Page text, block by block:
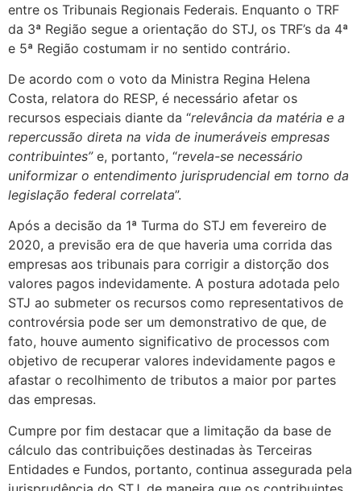
entre os Tribunais Regionais Federais. Enquanto o TRF
da 3ª Região segue a orientação do STJ, os TRF’s da 4ª
e 5ª Região costumam ir no sentido contrário.
De acordo com o voto da Ministra Regina Helena
Costa, relatora do RESP, é necessário afetar os
recursos especiais diante da “relevância da matéria e a
repercussão direta na vida de inumeráveis empresas
contribuintes”e, portanto, “revela-se necessário
uniformizar o entendimento jurisprudencial em torno da
legislação federal correlata”.
Após a decisão da 1ª Turma do STJ em fevereiro de
2020, a previsão era de que haveria uma corrida das
empresas aos tribunais para corrigir a distorção dos
valores pagos indevidamente. A postura adotada pelo
STJ ao submeter os recursos como representativos de
controvérsia pode ser um demonstrativo de que, de
fato, houve aumento significativo de processos com
objetivo de recuperar valores indevidamente pagos e
afastar o recolhimento de tributos a maior por partes
das empresas.
Cumpre por fim destacar que a limitação da base de
cálculo das contribuições destinadas às Terceiras
Entidades e Fundos, portanto, continua assegurada pela